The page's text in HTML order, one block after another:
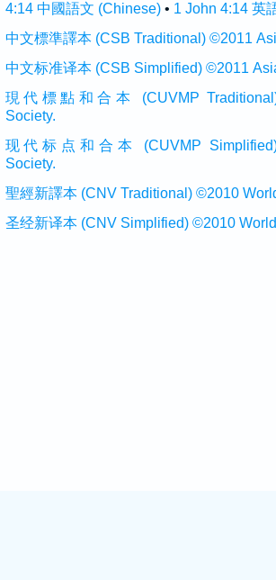
4:14 中國語文 (Chinese)• 1 John 4:14 英
中文標準譯本 (CSB Traditional) ©2011
中文标准译本 (CSB Simplified) ©2011
現代標點和合本 (CUVMP
Society.
现代标点和合本 (CUVMP
Society.
聖經新譯本 (CNV Traditional) ©2010
圣经新译本 (CNV Simplified) ©2010